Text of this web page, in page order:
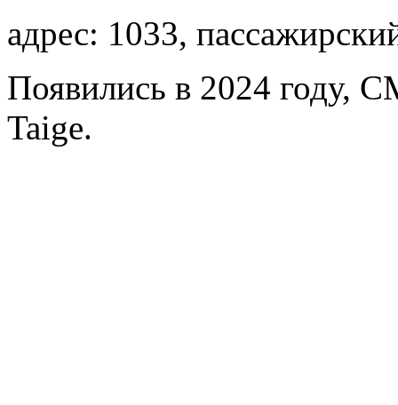
адрес: 1033,
Появились в 2024 году,
Taige.